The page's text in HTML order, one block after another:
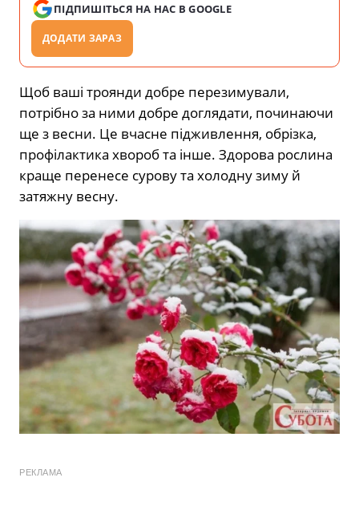
ПІДПИШІТЬСЯ НА НАС В GOOGLE
ДОДАТИ ЗАРАЗ
Щоб ваші троянди добре перезимували,
потрібно за ними добре доглядати, починаючи
ще з весни. Це вчасне підживлення, обрізка,
профілактика хвороб та інше. Здорова рослина
краще перенесе сурову та холодну зиму й
затяжну весну.
РЕКЛАМА